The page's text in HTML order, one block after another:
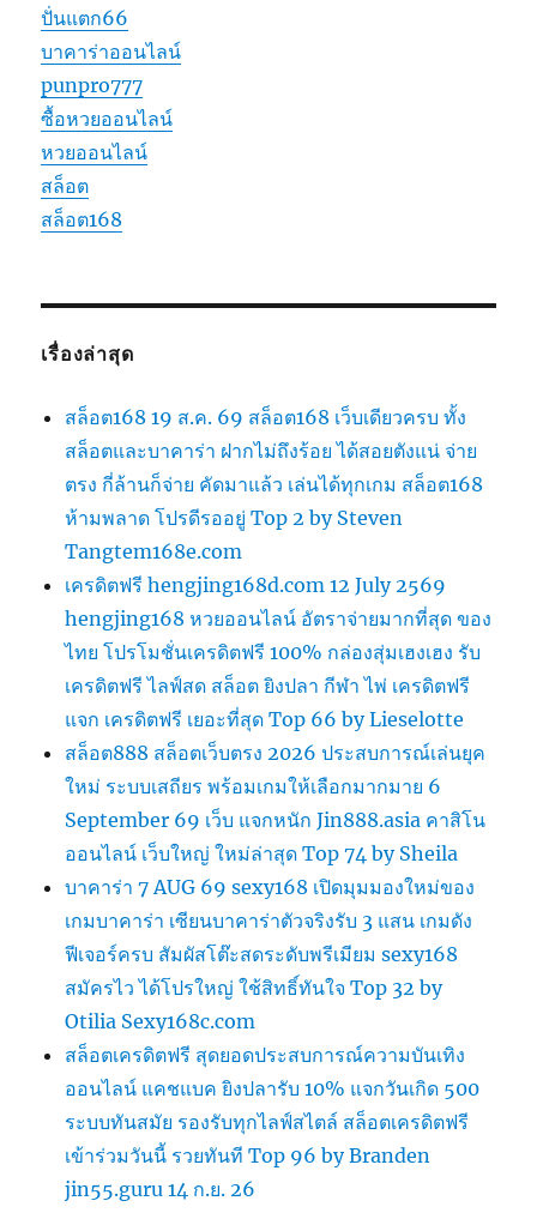
ปั่นแตก66
บาคาร่าออนไลน์
punpro777
ซื้อหวยออนไลน์
หวยออนไลน์
สล็อต
สล็อต168
เรื่องล่าสุด
สล็อต168 19 ส.ค. 69 สล็อต168 เว็บเดียวครบ ทั้ง
สล็อตและบาคาร่า ฝากไม่ถึงร้อย ได้สอยตังแน่ จ่าย
ตรง กี่ล้านก็จ่าย คัดมาแล้ว เล่นได้ทุกเกม สล็อต168
ห้ามพลาด โปรดีรออยู่ Top 2 by Steven
Tangtem168e.com
เครดิตฟรี hengjing168d.com 12 July 2569
hengjing168 หวยออนไลน์ อัตราจ่ายมากที่สุด ของ
ไทย โปรโมชั่นเครดิตฟรี 100% กล่องสุ่มเฮงเฮง รับ
เครดิตฟรี ไลฟ์สด สล็อต ยิงปลา กีฬา ไพ่ เครดิตฟรี
แจก เครดิตฟรี เยอะที่สุด Top 66 by Lieselotte
สล็อต888 สล็อตเว็บตรง 2026 ประสบการณ์เล่นยุค
ใหม่ ระบบเสถียร พร้อมเกมให้เลือกมากมาย 6
September 69 เว็บ แจกหนัก Jin888.asia คาสิโน
ออนไลน์ เว็บใหญ่ ใหม่ล่าสุด Top 74 by Sheila
บาคาร่า 7 AUG 69 sexy168 เปิดมุมมองใหม่ของ
เกมบาคาร่า เซียนบาคาร่าตัวจริงรับ 3 แสน เกมดัง
ฟีเจอร์ครบ สัมผัสโต๊ะสดระดับพรีเมียม sexy168
สมัครไว ได้โปรใหญ่ ใช้สิทธิ์ทันใจ Top 32 by
Otilia Sexy168c.com
สล็อตเครดิตฟรี สุดยอดประสบการณ์ความบันเทิง
ออนไลน์ แคชแบค ยิงปลารับ 10% แจกวันเกิด 500
ระบบทันสมัย รองรับทุกไลฟ์สไตล์ สล็อตเครดิตฟรี
เข้าร่วมวันนี้ รวยทันที Top 96 by Branden
jin55.guru 14 ก.ย. 26